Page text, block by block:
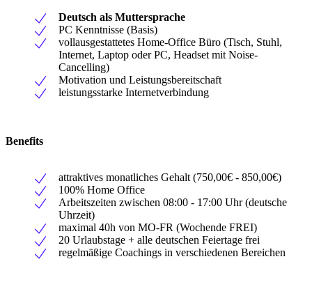
Deutsch als Muttersprache
PC Kenntnisse (Basis)
vollausgestattetes Home-Office Büro (Tisch, Stuhl,
Internet, Laptop oder PC, Headset mit Noise-
Cancelling)
Motivation und Leistungsbereitschaft
leistungsstarke Internetverbindung
Benefits
attraktives monatliches Gehalt (750,00€ - 850,00€)
100% Home Office
Arbeitszeiten zwischen 08:00 - 17:00 Uhr (deutsche
Uhrzeit)
maximal 40h von MO-FR (Wochende FREI)
20 Urlaubstage + alle deutschen Feiertage frei
regelmäßige Coachings in verschiedenen Bereichen